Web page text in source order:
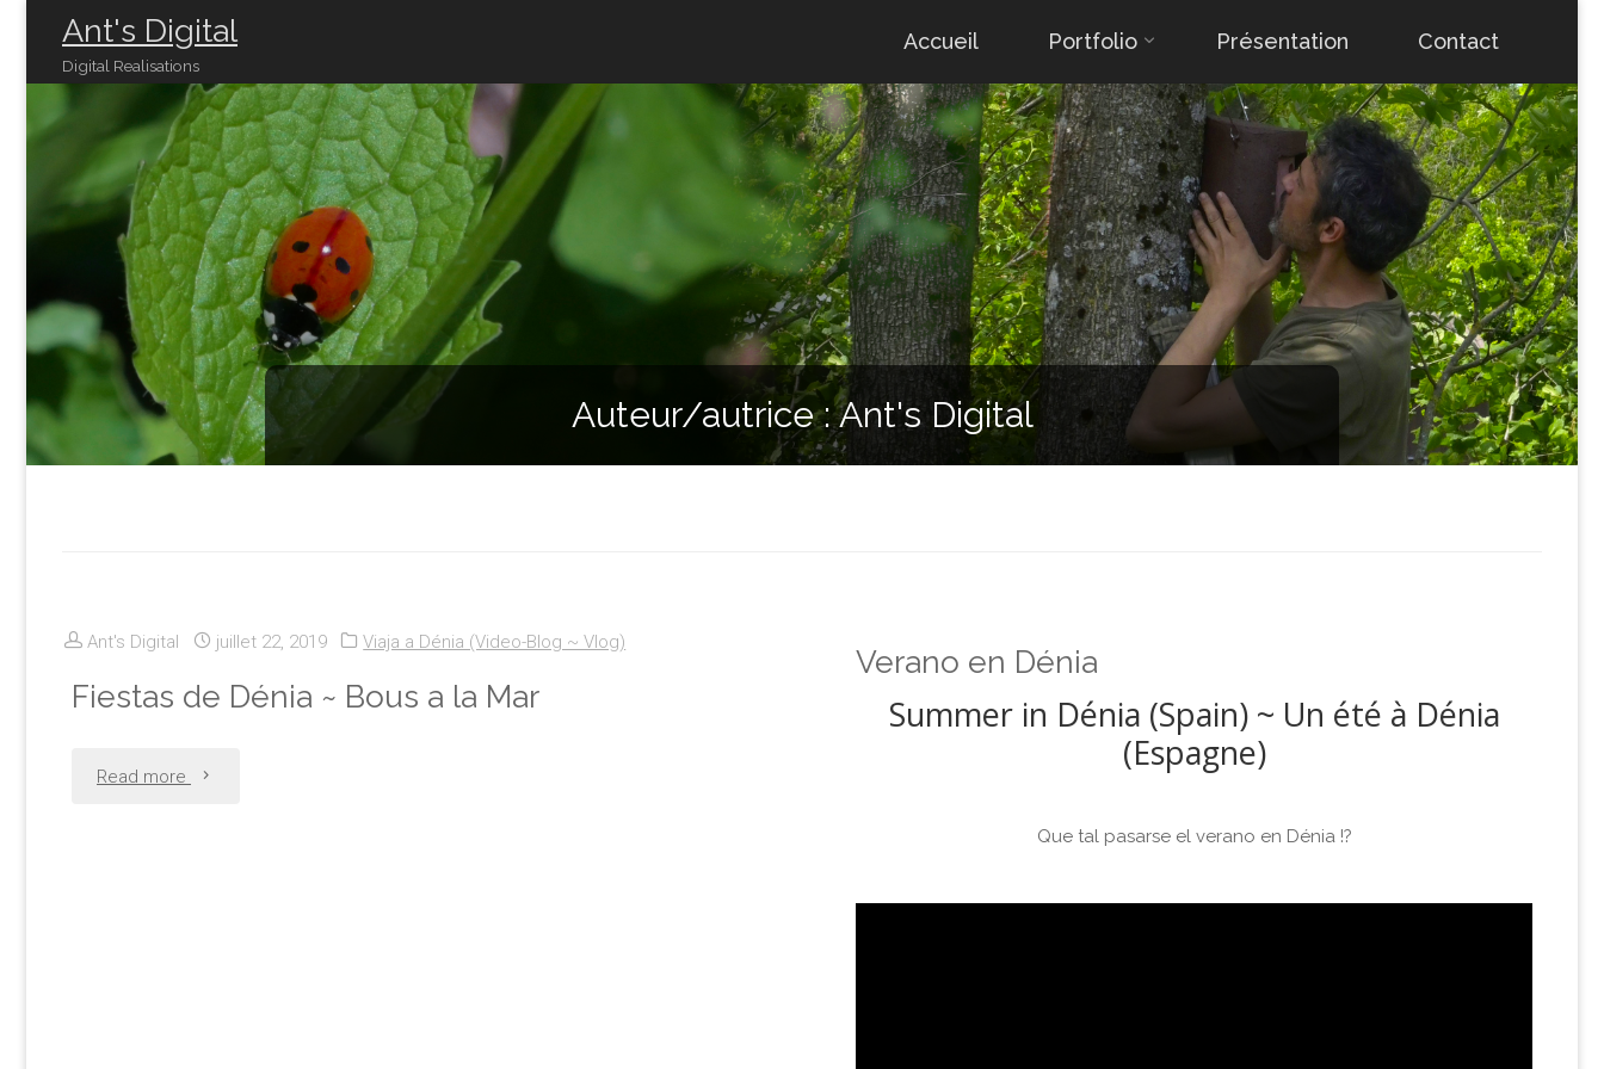
Ant's Digital
Digital Realisations
Skip
to
content
Accueil Portfolio Présentation Contact
Auteur/autrice :Ant's Digital
Ant's Digital juillet 22, 2019 Viaja a Dénia (Video-Blog ~ Vlog)
Fiestas de Dénia ~ Bous a la Mar
Read more "Fiestas
Verano en Dénia
Summer in Dénia (Spain) ~ Un été à Dénia
(Espagne)
Que tal pasarse el verano en Dénia !?